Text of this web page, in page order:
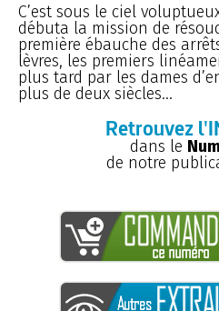
C’est sous le ciel
débuta la mission de
première ébauche des
lèvres, les premiers
plus tard par les dames
plus de deux siècles...
Retrouvez
dans le
de notre